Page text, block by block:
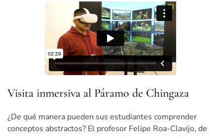
Visita inmersiva al Páramo de Chingaza
¿De qué manera pueden sus estudiantes comprender
conceptos abstractos? El profesor Felipe Roa-Clavijo, de